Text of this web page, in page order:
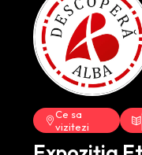
Ce sa
vizitezi